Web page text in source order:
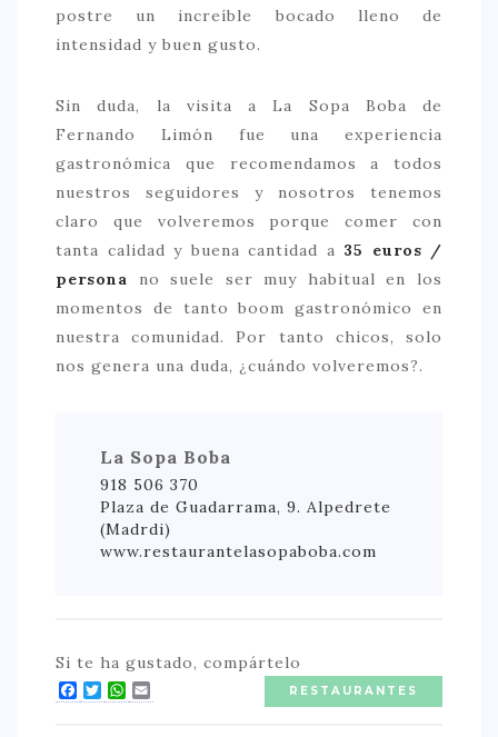
postre un increíble bocado lleno de
intensidad y buen gusto.
Sin duda, la visita a La Sopa Boba de
Fernando Limón fue una experiencia
gastronómica que recomendamos a todos
nuestros seguidores y nosotros tenemos
claro que volveremos porque comer con
tanta calidad y buena cantidad a 35 euros /
persona no suele ser muy habitual en los
momentos de tanto boom gastronómico en
nuestra comunidad. Por tanto chicos, solo
nos genera una duda, ¿cuándo volveremos?.
La Sopa Boba
918 506 370
Plaza de Guadarrama, 9. Alpedrete
(Madrdi)
www.restaurantelasopaboba.com
Si te ha gustado, compártelo
Facebook
TwitterWhatsApp RESTAURANTES